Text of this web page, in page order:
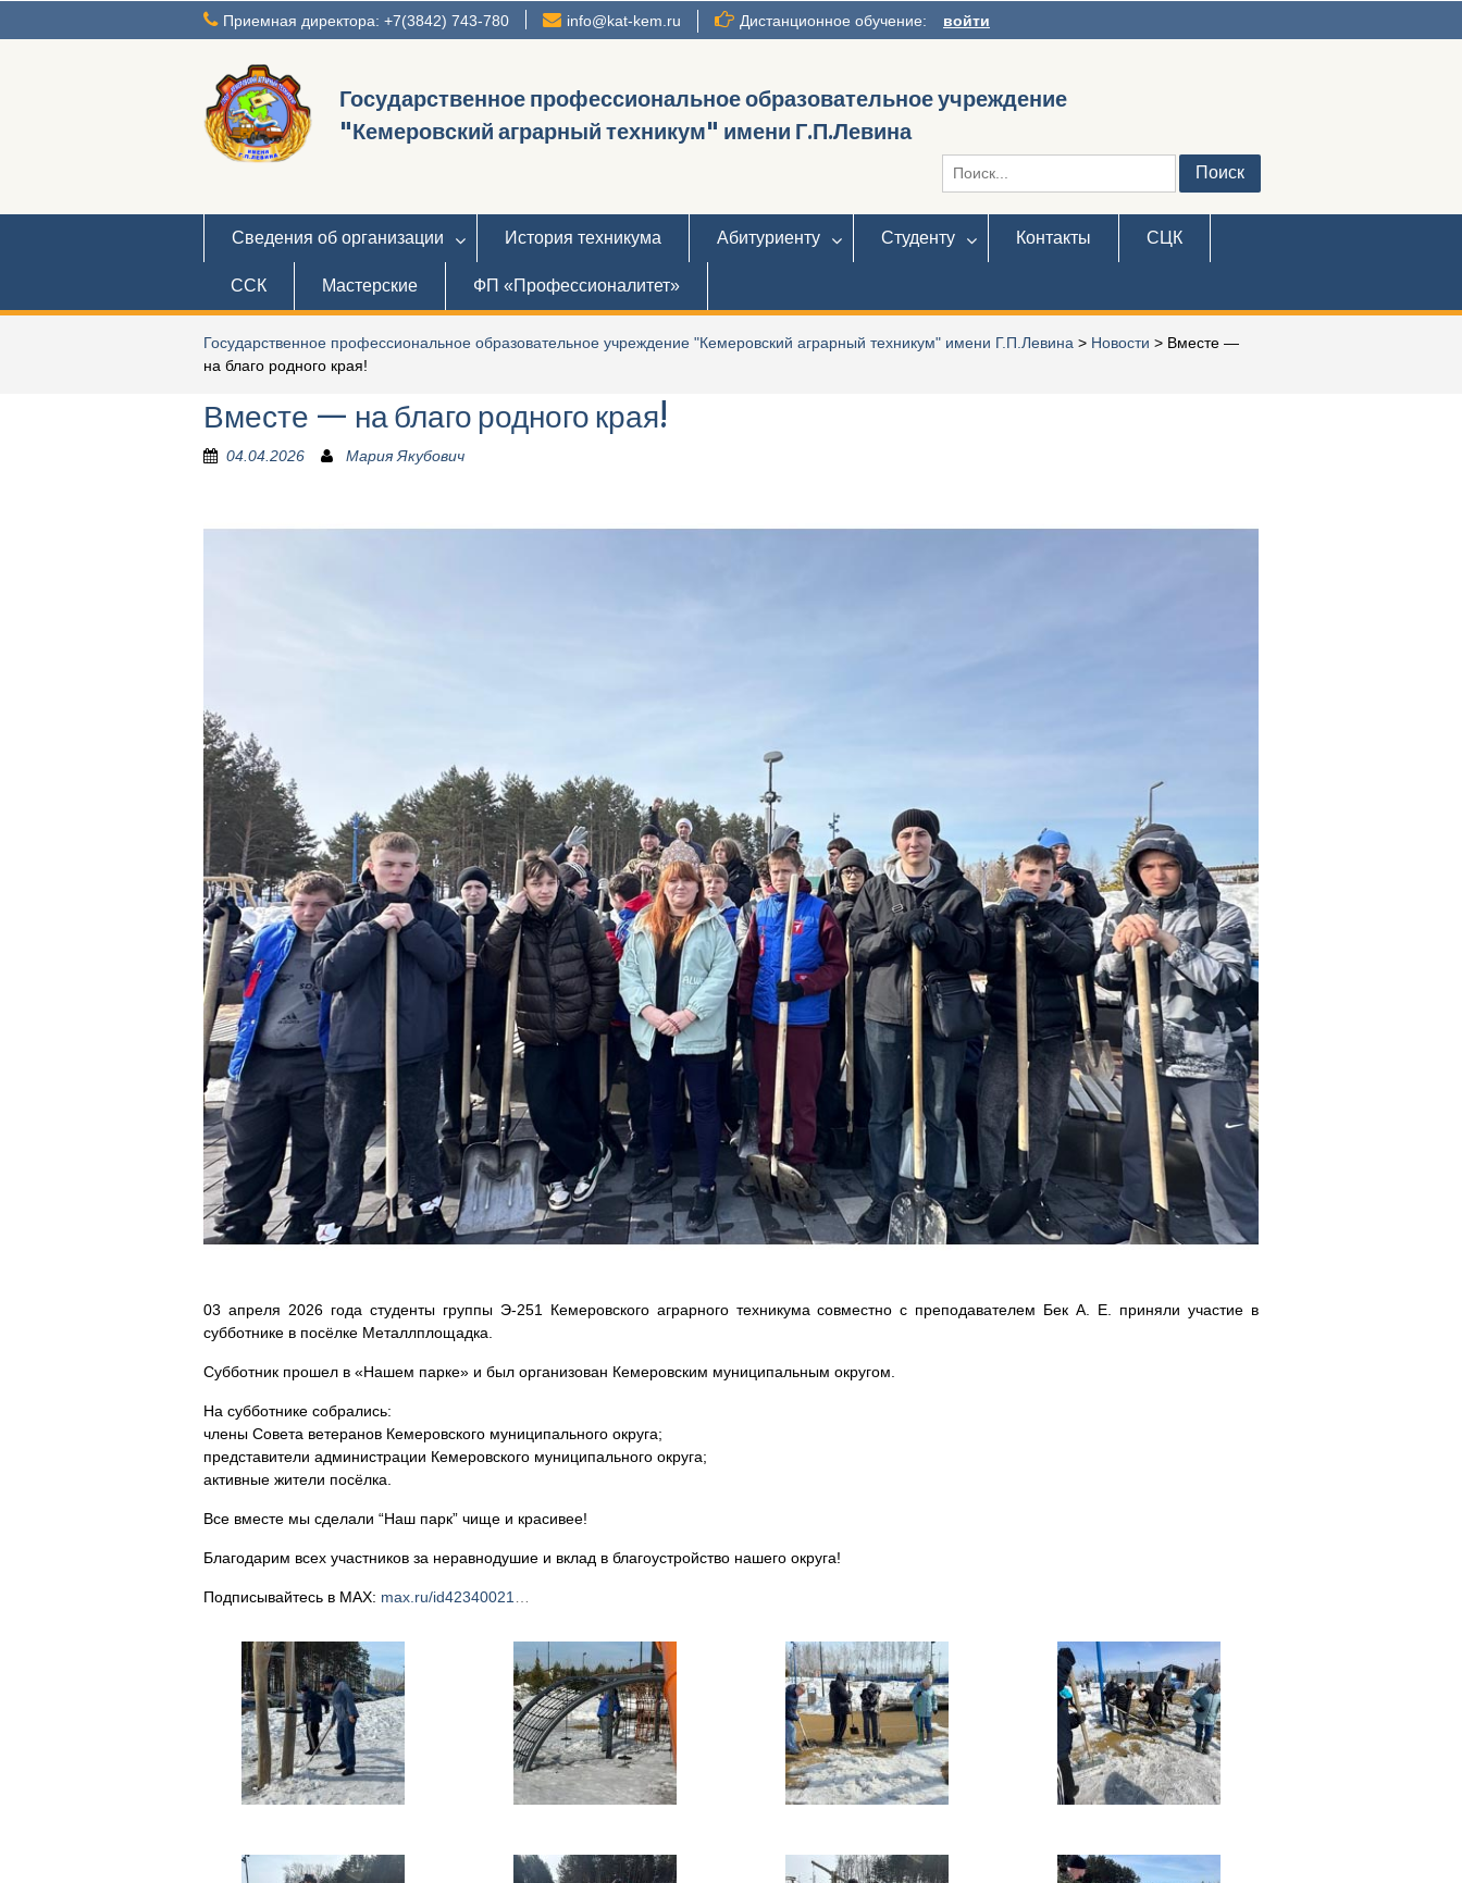
Приемная директора: +7(3842) 743-780 info@kat-kem.ru Дистанционное обучение: войти
Государственное профессиональное образовательное учреждение
"Кемеровский аграрный техникум" имени Г.П.Левина
Искать:
Сведения об организации История техникума Абитуриенту Студенту Контакты СЦК
ССК Мастерские ФП «Профессионалитет»
Государственное профессиональное образовательное учреждение "Кемеровский аграрный техникум" имени Г.П.Левина > Новости > Вместе —
на благо родного края!
Вместе — на благо родного края!
04.04.2026 Мария Якубович
03 апреля 2026 года студенты группы Э‑251 Кемеровского аграрного техникума совместно с преподавателем Бек А. Е. приняли участие в
субботнике в посёлке Металлплощадка.
Субботник прошел в «Нашем парке» и был организован Кемеровским муниципальным округом.
На субботнике собрались:
члены Совета ветеранов Кемеровского муниципального округа;
представители администрации Кемеровского муниципального округа;
активные жители посёлка.
Все вместе мы сделали “Наш парк” чище и красивее!
Благодарим всех участников за неравнодушие и вклад в благоустройство нашего округа!
Подписывайтесь в MAX: max.ru/id42340021